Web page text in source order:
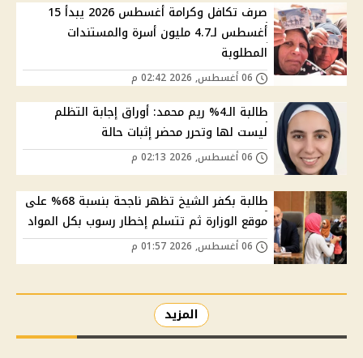
صرف تكافل وكرامة أغسطس 2026 يبدأ 15
أغسطس لـ4.7 مليون أسرة والمستندات
المطلوبة
طالبة الـ4% ريم محمد: أوراق إجابة التظلم
ليست لها وتحرر محضر إثبات حالة
طالبة بكفر الشيخ تظهر ناجحة بنسبة 68% على
موقع الوزارة ثم تتسلم إخطار رسوب بكل المواد
المزيد